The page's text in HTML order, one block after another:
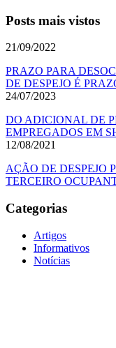
Posts mais vistos
21/09/2022
PRAZO PARA
DE DESPEJO É
24/07/2023
DO ADICIONAL DE
EMPREGADOS EM
12/08/2021
AÇÃO DE DESPEJO
TERCEIRO
Categorias
Artigos
Informativos
Notícias